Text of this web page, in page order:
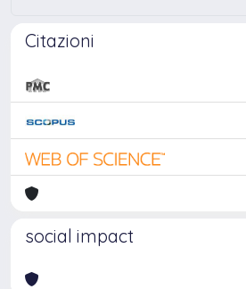
Citazioni
social impact